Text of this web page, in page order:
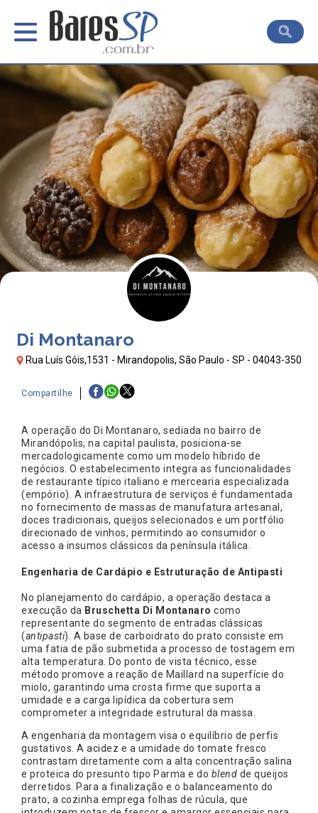
Di Montanaro
Rua Luís Góis,1531 - Mirandopolis, São Paulo - SP - 04043-350
Compartilhe
A operação do Di Montanaro, sediada no bairro de
Mirandópolis, na capital paulista, posiciona-se
mercadologicamente como um modelo híbrido de
negócios. O estabelecimento integra as funcionalidades
de restaurante típico italiano e mercearia especializada
(empório). A infraestrutura de serviços é fundamentada
no fornecimento de massas de manufatura artesanal,
doces tradicionais, queijos selecionados e um portfólio
direcionado de vinhos, permitindo ao consumidor o
acesso a insumos clássicos da península itálica.
Engenharia de Cardápio e Estruturação de Antipasti
No planejamento do cardápio, a operação destaca a
execução da Bruschetta Di Montanaro como
representante do segmento de entradas clássicas
(antipasti). A base de carboidrato do prato consiste em
uma fatia de pão submetida a processo de tostagem em
alta temperatura. Do ponto de vista técnico, esse
método promove a reação de Maillard na superfície do
miolo, garantindo uma crosta firme que suporta a
umidade e a carga lipídica da cobertura sem
comprometer a integridade estrutural da massa.
A engenharia da montagem visa o equilíbrio de perfis
gustativos. A acidez e a umidade do tomate fresco
contrastam diretamente com a alta concentração salina
e proteica do presunto tipo Parma e do blend de queijos
derretidos. Para a finalização e o balanceamento do
prato, a cozinha emprega folhas de rúcula, que